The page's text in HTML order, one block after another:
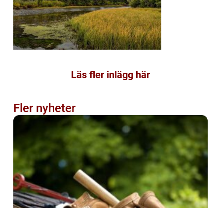
Läs fler inlägg här
Fler nyheter